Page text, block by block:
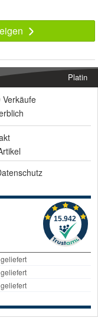
Platin
Verkäufe